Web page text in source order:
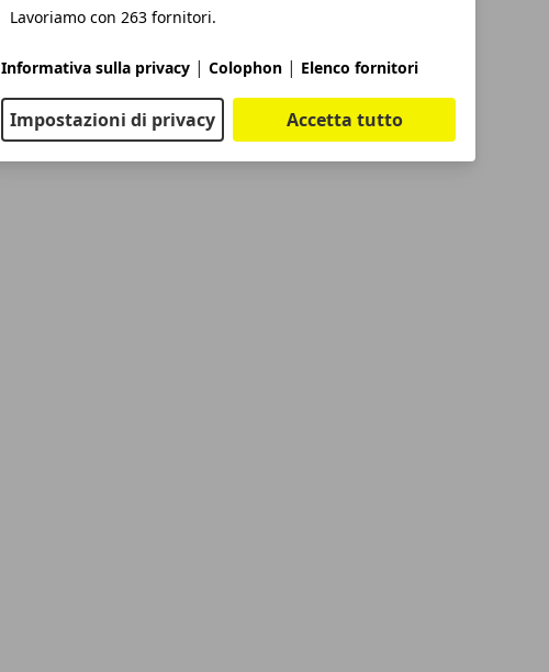
Lavoriamo con 263 fornitori.
Informativa sulla privacy | Colophon | Elenco fornitori
Impostazioni di privacy Accetta tutto